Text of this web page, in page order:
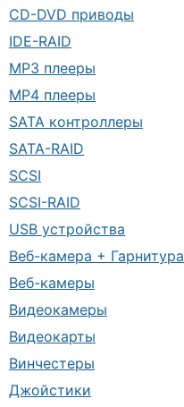
CD-DVD приводы
IDE-RAID
MP3 плееры
MP4 плееры
SATA контроллеры
SATA-RAID
SCSI
SCSI-RAID
USB устройства
Веб-камера + Гарнитура
Веб-камеры
Видеокамеры
Видеокарты
Винчестеры
Джойстики